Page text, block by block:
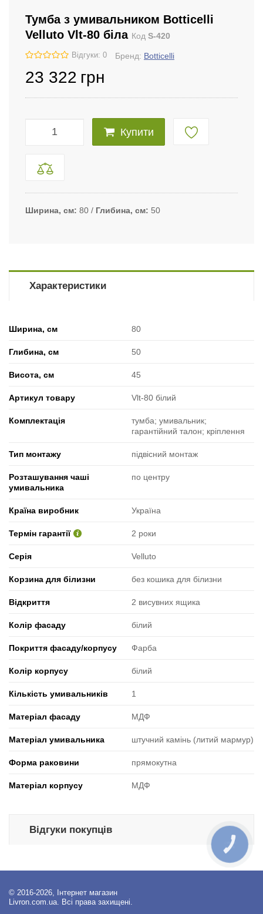
Тумба з умивальником Botticelli
Velluto Vlt-80 біла Код S-420
Відгуки: 0 Бренд: Botticelli
23 322 грн
Купити
Ширина, см 80 Глибина, см 50
Характеристики
Ширина, см 80
Глибина, см 50
Висота, см 45
Артикул товару Vlt-80 білий
Комплектація
тумба; умивальник;
гарантійний талон; кріплення
Тип монтажу підвісний монтаж
Розташування чаші
умивальника
по центру
Країна виробник Україна
Термін гарантії 2 роки
Серія Velluto
Корзина для білизни без кошика для білизни
Відкриття 2 висувних ящика
Колір фасаду білий
Покриття фасаду/корпусу Фарба
Колір корпусу білий
Кількість умивальників 1
Матеріал фасаду МДФ
Матеріал умивальника штучний камінь (литий мармур)
Форма раковини прямокутна
Матеріал корпусу МДФ
Відгуки покупців
© 2016-2026, Інтернет магазин
Livron.com.ua. Всі права захищені.
КНОПКА
ЗВ'ЯЗКУ